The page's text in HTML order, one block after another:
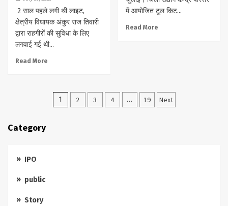
2 साल पहले लगी थी लाइट,
क्षेत्रीय विधायक अंकुर राज तिवारी
द्वारा राहगीरों की सुविधा के लिए
लगवाई गई थी...
Read More
में आयोजित टूल किट...
Read More
Posts
1 2 3 4 … 19 Next
Category
IPO
public
Story